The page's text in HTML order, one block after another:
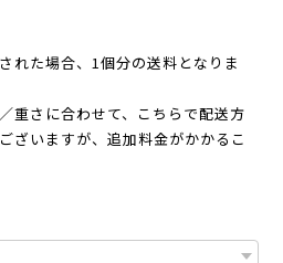
れた場合、1個分の送料となりま
重さに合わせて、こちらで配送方
ざいますが、追加料金がかかるこ